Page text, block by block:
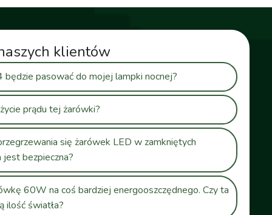
klientów
będzie pasować do mojej lampki nocnej?
prądu tej żarówki?
się żarówek LED w zamkniętych
jest bezpieczna?
60W na coś bardziej energooszczędnego. Czy ta
ilość światła?